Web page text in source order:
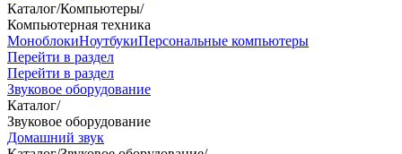
Каталог/Компьютеры/
Компьютерная техника
МоноблокиНоутбукиПерсональные компьютеры
Перейти в раздел
Перейти в раздел
Звуковое оборудование
Каталог/
Звуковое оборудование
Домашний звук